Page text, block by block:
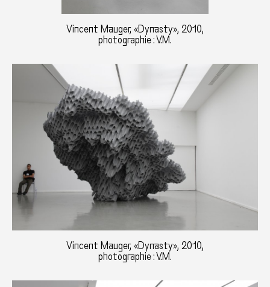
Vincent Mauger, «Dynasty», 2010,
photographie : V.M.
Vincent Mauger, «Dynasty», 2010,
photographie : V.M.